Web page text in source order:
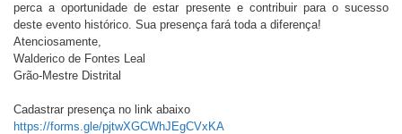
perca a oportunidade de estar presente e contribuir para o sucesso
deste evento histórico. Sua presença fará toda a diferença!
Atenciosamente,
Walderico de Fontes Leal
Grão-Mestre Distrital
Cadastrar presença no link abaixo
https://forms.gle/pjtwXGCWhJEgCVxKA